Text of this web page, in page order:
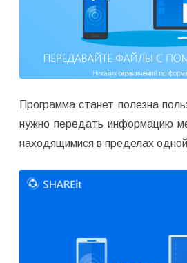
Программа станет полезна
нужно передать информацию
находящимися в пределах